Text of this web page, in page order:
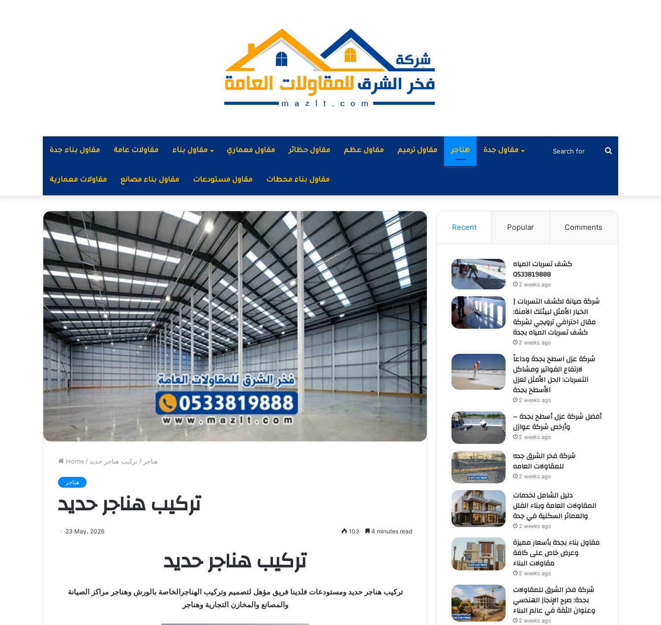
مقاول بناء جدة مقاولات عامة مقاول بناء مقاول معماري مقاول حظائر مقاول عظم مقاول ترميم هناجر مقاول جدة
مقاولات معمارية مقاول بناء مصانع مقاول مستودعات مقاول بناء محطات
Search
Home / هناجر / تركيب هناجر حديد
هناجر
تركيب هناجر حديد
23 May، 2026 103 4 minutes read
تركيب هناجر حديد
تركيب هناجر حديد ومستودعات فلدينا فريق مؤهل لتصميم وتركيب الهناجرالخاصة بالورش وهناجر مراكز الصيانة
والمصانع والمخازن التجارية وهناجر
Recent Popular Comments
كشف تسربات المياه
0533819888
2 weeks ago
شركة صيانة لكشف التسربات |
الخيار الأمثل لبيئتك الآمنة:
مقال احترافي ترويجي لشركة
كشف تسربات المياه بجدة
2 weeks ago
شركة عزل اسطح بجدة وداعاً
لارتفاع الفواتير ومشاكل
التسربات: الحل الأمثل لعزل
الأسطح بجدة
2 weeks ago
أفضل شركة عزل أسطح بجدة –
وأرخص شركة عوازل
2 weeks ago
شركة فخر الشرق جده
للمقاولات العامه
2 weeks ago
دليل الشامل لخدمات
المقاولات العامة وبناء الفلل
والعمائر السكنية في جدة
2 weeks ago
مقاول بناء بجدة بأسعار مميزة
وعرض خاص على كافة
مقاولات البناء
2 weeks ago
شركة فخر الشرق للمقاولات
بجدة: صرح الإنجاز الهندسي
وعنوان الثقة في عالم البناء
2 weeks ago